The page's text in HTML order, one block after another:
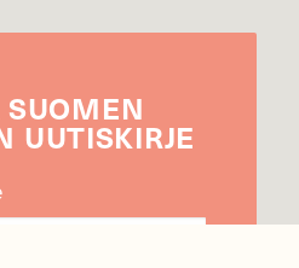
SUOMEN
UUTIS­KIRJE